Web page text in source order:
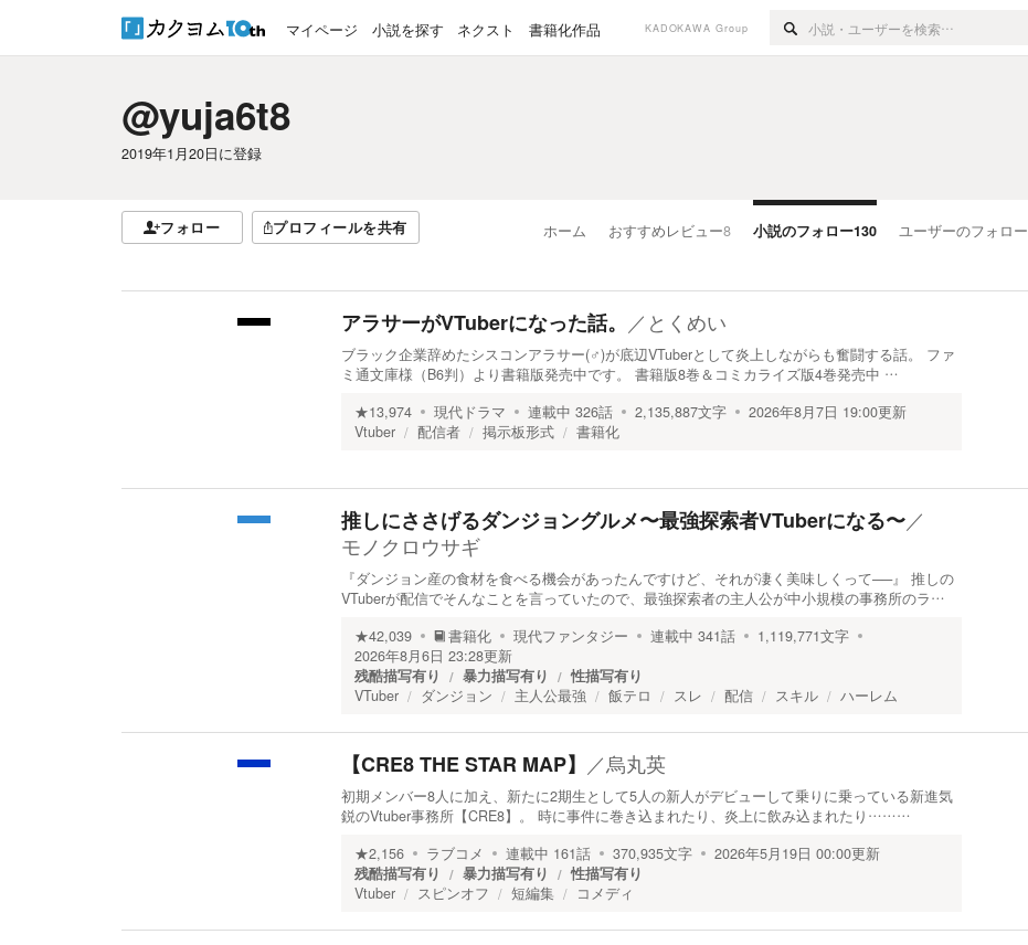
マイページ 小説を探す ネクスト 書籍化作品 KADOKAWA Group
@yuja6t8
2019年1月20日に登録
フォロー プロフィールを共有 ホーム おすすめレビュー8 小説のフォロー130 ユーザーのフォロー
アラサーがVTuberになった話。 ／ とくめい
ブラック企業辞めたシスコンアラサー(♂)が底辺VTuberとして炎上しながらも奮闘する話。 ファ
ミ通文庫様（B6判）より書籍版発売中です。 書籍版8巻＆コミカライズ版4巻発売中 …
★13,974 現代ドラマ 連載中 326話 2,135,887文字 2026年8月7日 19:00更新
Vtuber
配信者 掲示板形式 書籍化
推しにささげるダンジョングルメ〜最強探索者VTuberになる〜／
モノクロウサギ
『ダンジョン産の食材を食べる機会があったんですけど、それが凄く美味しくって──』 推しの
VTuberが配信でそんなことを言っていたので、最強探索者の主人公が中小規模の事務所のラ…
★42,039 書籍化 現代ファンタジー 連載中 341話 1,119,771文字
2026年8月6日 23:28更新
残酷描写有り
暴力描写有り
性描写有り
VTuber
ダンジョン 主人公最強 飯テロ スレ 配信 スキル ハーレム
【CRE8 THE STAR MAP】 ／烏丸英
初期メンバー8人に加え、新たに2期生として5人の新人がデビューして乗りに乗っている新進気
鋭のVtuber事務所【CRE8】。 時に事件に巻き込まれたり、炎上に飲み込まれたり………
★2,156 ラブコメ 連載中 161話 370,935文字 2026年5月19日 00:00更新
残酷描写有り
暴力描写有り
性描写有り
Vtuber
スピンオフ 短編集 コメディ